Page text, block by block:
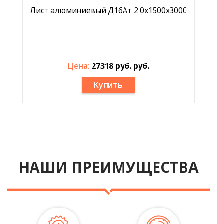
Лист алюминиевый Д16Ат 2,0х1500х3000
Цена: 27318 руб. руб.
Купить
НАШИ ПРЕИМУЩЕСТВА